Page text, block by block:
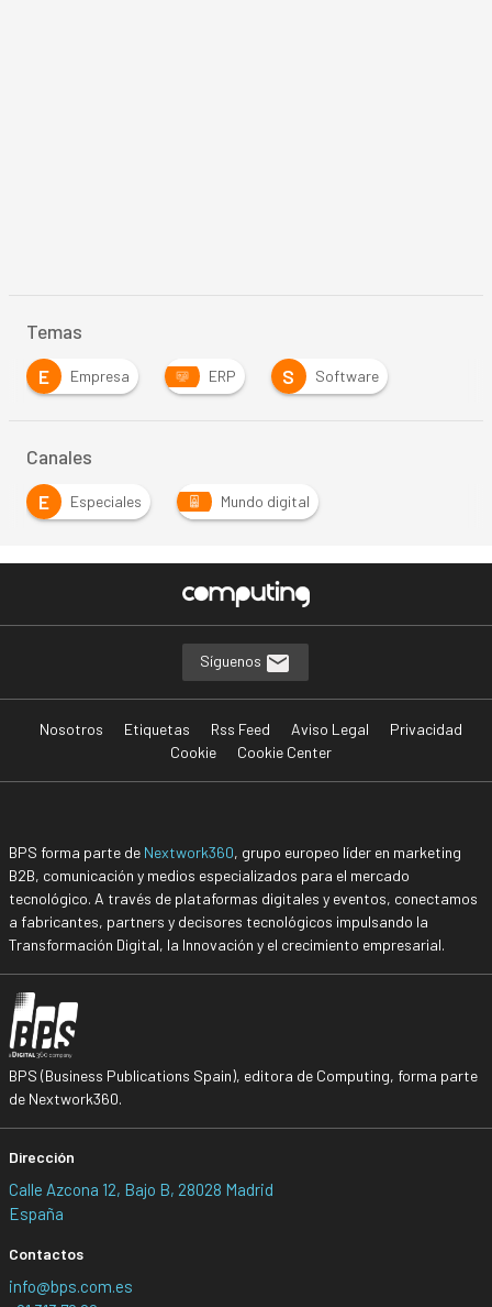
Temas
E
Empresa ERP S Software
Canales
E
Especiales Mundo digital
Síguenos
Nosotros Etiquetas Rss Feed Aviso Legal
Privacidad
Cookie
Cookie Center
BPS forma parte de Nextwork360, grupo europeo líder en marketing
B2B, comunicación y medios especializados para el mercado
tecnológico. A través de plataformas digitales y eventos, conectamos
a fabricantes, partners y decisores tecnológicos impulsando la
Transformación Digital, la Innovación y el crecimiento empresarial.
BPS (Business Publications Spain), editora de Computing, forma parte
de Nextwork360.
Dirección
Calle Azcona 12, Bajo B, 28028 Madrid
España
Contactos
info@bps.com.es